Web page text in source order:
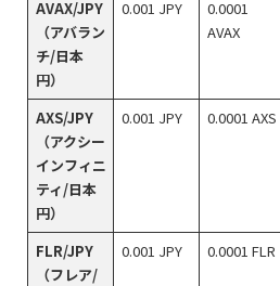
AVAX/JPY
（アバラン
チ/日本
円）
0.001 JPY
0.0001
AVAX
AXS/JPY
（アクシー
インフィニ
ティ/日本
円）
0.001 JPY 0.0001 AXS
FLR/JPY
（フレア/
0.001 JPY 0.0001 FLR